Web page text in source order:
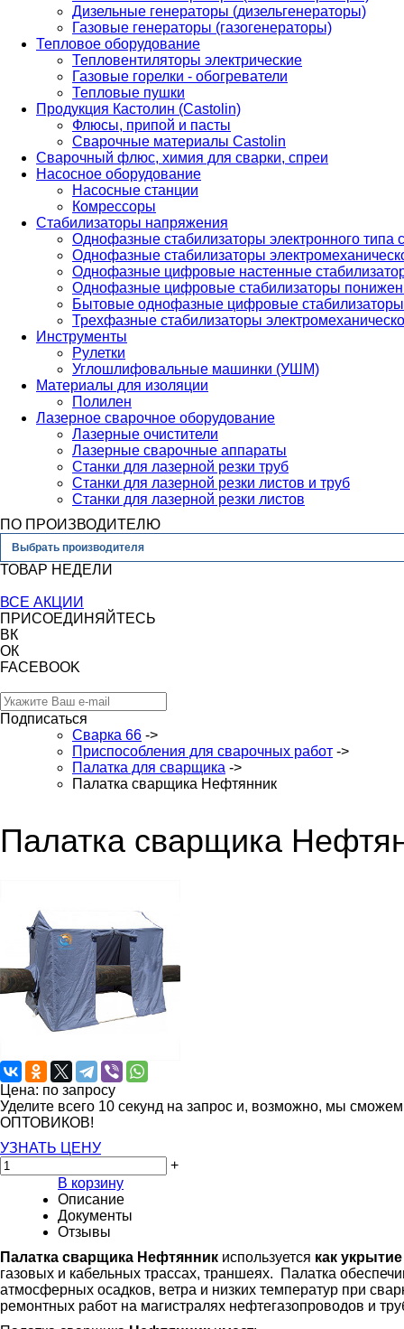
Дизельные генераторы (дизельгенераторы)
Газовые генераторы (газогенераторы)
Тепловое оборудование
Тепловентиляторы электрические
Газовые горелки - обогреватели
Тепловые пушки
Продукция Кастолин (Castolin)
Флюсы, припой и пасты
Сварочные материалы Castolin
Сварочный флюс, химия для сварки, спреи
Насосное оборудование
Насосные станции
Комрессоры
Стабилизаторы напряжения
Однофазные стабилизаторы электронного
Однофазные стабилизаторы
Однофазные цифровые настенные
Однофазные цифровые стабилизаторы
Бытовые однофазные цифровые стабилизаторы
Трехфазные стабилизаторы
Инструменты
Рулетки
Углошлифовальные машинки (УШМ)
Материалы для изоляции
Полилен
Лазерное сварочное оборудование
Лазерные очистители
Лазерные сварочные аппараты
Станки для лазерной резки труб
Станки для лазерной резки листов и труб
Станки для лазерной резки листов
ПО ПРОИЗВОДИТЕЛЮ
Выбрать производителя
ТОВАР НЕДЕЛИ
ВСЕ АКЦИИ
ПРИСОЕДИНЯЙТЕСЬ
ВК
ОК
FACEBOOK
Подписаться
Сварка 66 ->
Приспособления для сварочных работ ->
Палатка для сварщика ->
Палатка сварщика Нефтянник
Палатка сварщика
Цена: по запросу
Уделите всего 10 секунд на запрос и, возможно, мы
ОПТОВИКОВ!
УЗНАТЬ ЦЕНУ
+
В корзину
Описание
Документы
Отзывы
Палатка сварщика Нефтянник используется как
газовых и кабельных трассах, траншеях. Палатка
атмосферных осадков, ветра и низких температур при
ремонтных работ на магистралях нефтегазопроводов и